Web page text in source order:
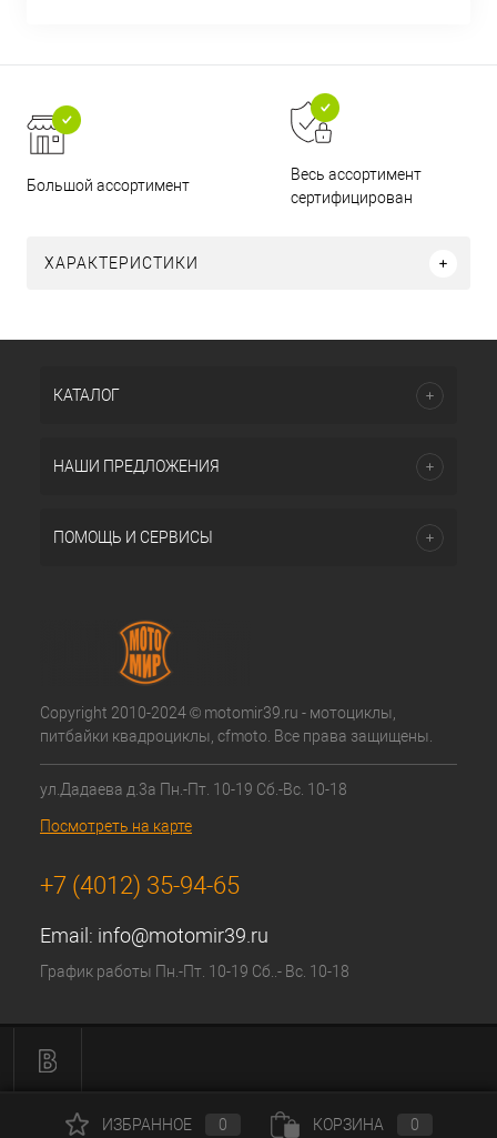
Большой ассортимент
Весь ассортимент
сертифицирован
ХАРАКТЕРИСТИКИ
КАТАЛОГ
НАШИ ПРЕДЛОЖЕНИЯ
ПОМОЩЬ И СЕРВИСЫ
Copyright 2010-2024 © motomir39.ru - мотоциклы,
питбайки квадроциклы, cfmoto. Все права защищены.
ул.Дадаева д.3а Пн.-Пт. 10-19 Сб.-Вс. 10-18
Посмотреть на карте
+7 (4012) 35-94-65
Email: info@motomir39.ru
График работы Пн.-Пт. 10-19 Сб..- Вс. 10-18
ИЗБРАННОЕ 0 КОРЗИНА 0